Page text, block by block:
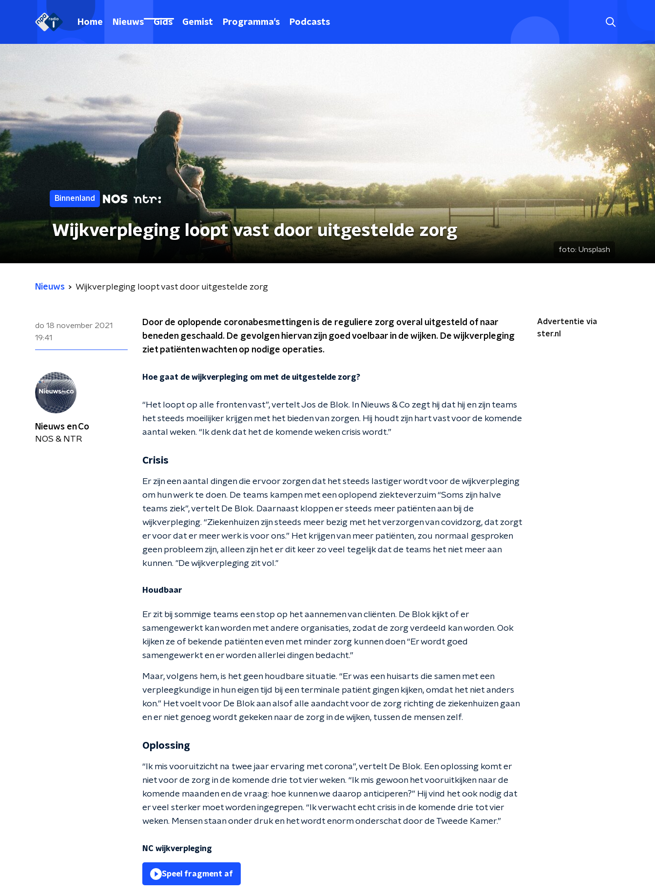
Home Nieuws Gids Gemist Programma's Podcasts
Binnenland
Wijkverpleging loopt vast door uitgestelde zorg
foto: Unsplash
Nieuws Wijkverpleging loopt vast door uitgestelde zorg
do 18 november 2021
19:41
Door de oplopende coronabesmettingen is de reguliere zorg overal uitgesteld of naar
beneden geschaald. De gevolgen hiervan zijn goed voelbaar in de wijken. De wijkverpleging
ziet patiënten wachten op nodige operaties.
Hoe gaat de wijkverpleging om met de uitgestelde zorg?
“Het loopt op alle fronten vast”, vertelt Jos de Blok. In Nieuws & Co zegt hij dat hij en zijn teams
het steeds moeilijker krijgen met het bieden van zorgen. Hij houdt zijn hart vast voor de komende
aantal weken. “Ik denk dat het de komende weken crisis wordt.”
Crisis
Er zijn een aantal dingen die ervoor zorgen dat het steeds lastiger wordt voor de wijkverpleging
om hun werk te doen. De teams kampen met een oplopend ziekteverzuim “Soms zijn halve
teams ziek”, vertelt De Blok. Daarnaast kloppen er steeds meer patiënten aan bij de
wijkverpleging. “Ziekenhuizen zijn steeds meer bezig met het verzorgen van covidzorg, dat zorgt
er voor dat er meer werk is voor ons.” Het krijgen van meer patiënten, zou normaal gesproken
geen probleem zijn, alleen zijn het er dit keer zo veel tegelijk dat de teams het niet meer aan
kunnen. "De wijkverpleging zit vol."
Houdbaar
Er zit bij sommige teams een stop op het aannemen van cliënten. De Blok kijkt of er
samengewerkt kan worden met andere organisaties, zodat de zorg verdeeld kan worden. Ook
kijken ze of bekende patiënten even met minder zorg kunnen doen “Er wordt goed
samengewerkt en er worden allerlei dingen bedacht.”
Maar, volgens hem, is het geen houdbare situatie. “Er was een huisarts die samen met een
verpleegkundige in hun eigen tijd bij een terminale patiënt gingen kijken, omdat het niet anders
kon.” Het voelt voor De Blok aan alsof alle aandacht voor de zorg richting de ziekenhuizen gaan
en er niet genoeg wordt gekeken naar de zorg in de wijken, tussen de mensen zelf.
Oplossing
“Ik mis vooruitzicht na twee jaar ervaring met corona”, vertelt De Blok. Een oplossing komt er
niet voor de zorg in de komende drie tot vier weken. “Ik mis gewoon het vooruitkijken naar de
komende maanden en de vraag: hoe kunnen we daarop anticiperen?” Hij vind het ook nodig dat
er veel sterker moet worden ingegrepen. “Ik verwacht echt crisis in de komende drie tot vier
weken. Mensen staan onder druk en het wordt enorm onderschat door de Tweede Kamer.”
NC wijkverpleging
Speel fragment af
Advertentie via
ster.nl
Nieuws en Co
NOS & NTR